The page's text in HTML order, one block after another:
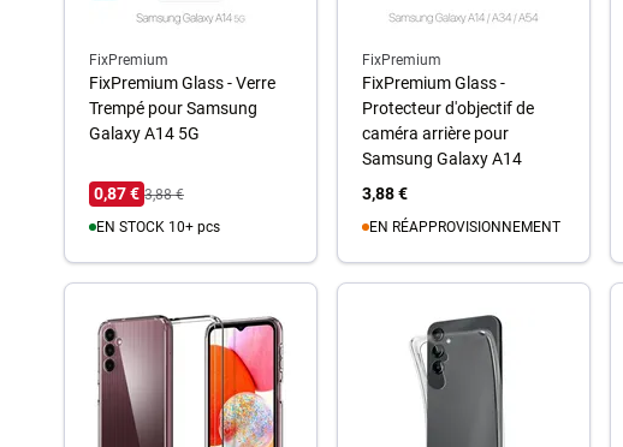
FixPremium
FixPremium Glass - Verre
Trempé pour Samsung
Galaxy A14 5G
0,87 € 3,88 €
EN STOCK 10+ pcs
FixPremium
FixPremium Glass -
Protecteur d'objectif de
caméra arrière pour
Samsung Galaxy A14
3,88 €
EN RÉAPPROVISIONNEMENT